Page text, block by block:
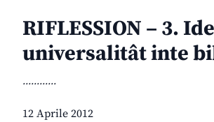
RIFLESSION – 3.
universalitât inte
............
12 Aprile 2012